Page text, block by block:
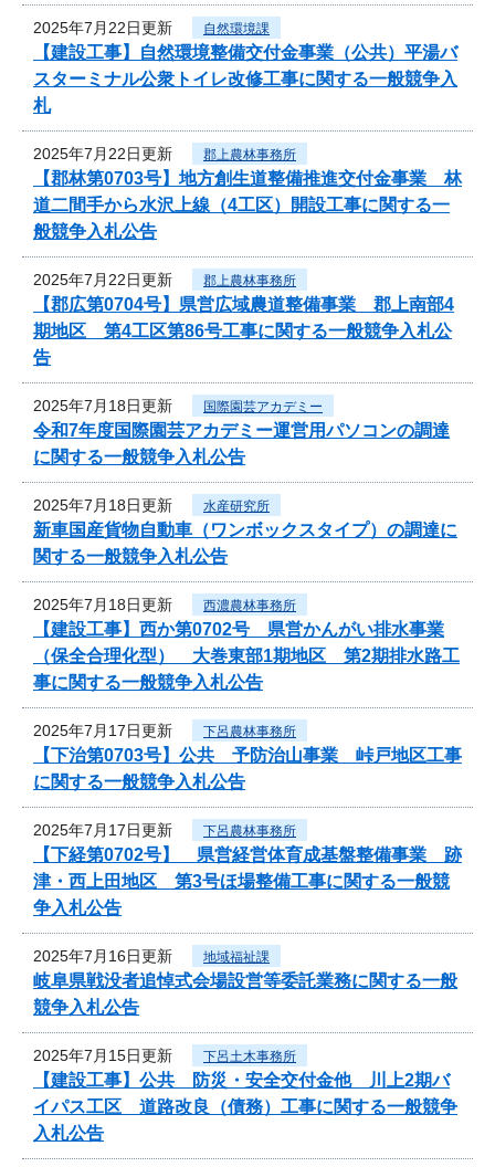
2025年7月22日更新 自然環境課
【建設工事】自然環境整備交付金事業（公共）平湯バ
スターミナル公衆トイレ改修工事に関する一般競争入
札
2025年7月22日更新 郡上農林事務所
【郡林第0703号】地方創生道整備推進交付金事業 林
道二間手から水沢上線（4工区）開設工事に関する一
般競争入札公告
2025年7月22日更新 郡上農林事務所
【郡広第0704号】県営広域農道整備事業 郡上南部4
期地区 第4工区第86号工事に関する一般競争入札公
告
2025年7月18日更新 国際園芸アカデミー
令和7年度国際園芸アカデミー運営用パソコンの調達
に関する一般競争入札公告
2025年7月18日更新 水産研究所
新車国産貨物自動車（ワンボックスタイプ）の調達に
関する一般競争入札公告
2025年7月18日更新 西濃農林事務所
【建設工事】西か第0702号 県営かんがい排水事業
（保全合理化型） 大巻東部1期地区 第2期排水路工
事に関する一般競争入札公告
2025年7月17日更新 下呂農林事務所
【下治第0703号】公共 予防治山事業 峠戸地区工事
に関する一般競争入札公告
2025年7月17日更新 下呂農林事務所
【下経第0702号】 県営経営体育成基盤整備事業 跡
津・西上田地区 第3号ほ場整備工事に関する一般競
争入札公告
2025年7月16日更新 地域福祉課
岐阜県戦没者追悼式会場設営等委託業務に関する一般
競争入札公告
2025年7月15日更新 下呂土木事務所
【建設工事】公共 防災・安全交付金他 川上2期バ
イパス工区 道路改良（債務）工事に関する一般競争
入札公告